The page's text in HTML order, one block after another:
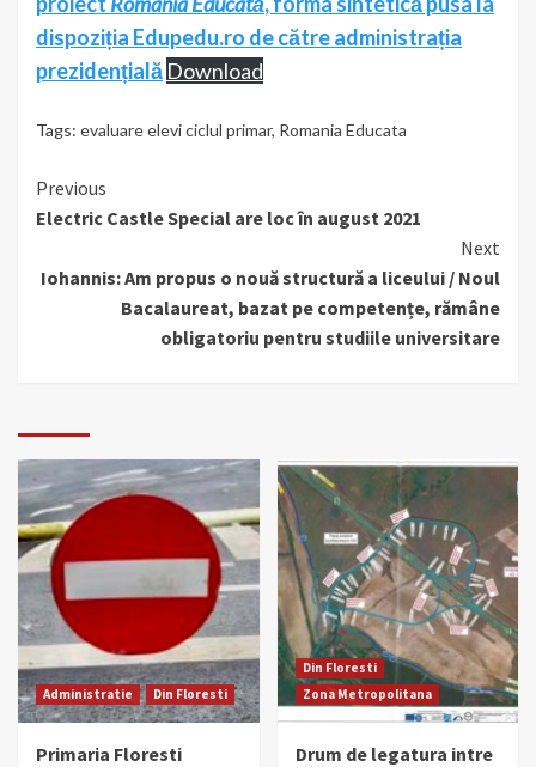
dispoziția Edupedu.ro de către administrația
prezidențială Download
Tags: evaluare elevi ciclul primar, Romania Educata
Continue
Reading
Previous
Electric Castle Special are loc în august 2021
Next
Iohannis: Am propus o nouă structură a liceului / Noul
Bacalaureat, bazat pe competențe, rămâne
obligatoriu pentru studiile universitare
Administratie Din Floresti
Primaria Floresti
Din Floresti
Zona Metropolitana
Drum de legatura intre